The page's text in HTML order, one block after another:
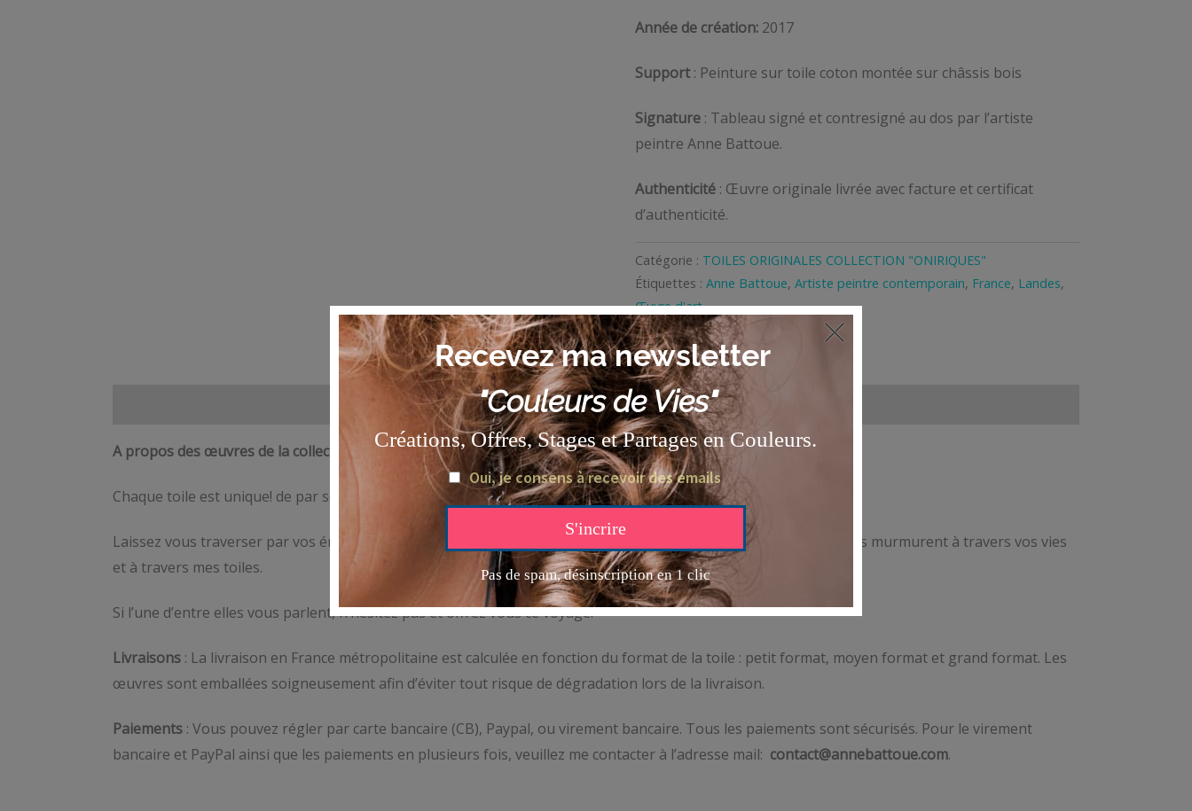
Année de création:2017
Support: Peinture sur toile coton montée sur châssis bois
Signature: Tableau signé et contresigné au dos par l’artiste
peintre Anne Battoue.
Authenticité: Œuvre originale livrée avec facture et certificat
d’authenticité.
Catégorie : TOILES ORIGINALES COLLECTION "ONIRIQUES"
Étiquettes : Anne Battoue, Artiste peintre contemporain, France, Landes,
Œuvre d'art
A propos des œuvres de la collection « Toiles Oniriques »:
Chaque toile est unique! de par ses couleurs, ses dimensions et ses histoires..
Laissez vous traverser par vos émotions, imaginez et ressentez les.. ces récits et ces rêves, qui nous parlent, nous murmurent à travers vos vies
et à travers mes toiles.
Si l’une d’entre elles vous parlent, n’hésitez pas et offrez vous ce voyage!
Livraisons: La livraison en France métropolitaine est calculée en fonction du format de la toile : petit format, moyen format et grand format. Les
œuvres sont emballées soigneusement afin d’éviter tout risque de dégradation lors de la livraison.
Paiements: Vous pouvez régler par carte bancaire (CB), Paypal, ou virement bancaire. Tous les paiements sont sécurisés. Pour le virement
bancaire et PayPal ainsi que les paiements en plusieurs fois, veuillez me contacter à l’adresse mail: contact@annebattoue.com.